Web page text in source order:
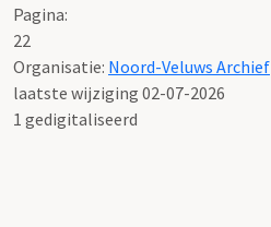
Pagina:
22
Organisatie: Noord-Veluws Archief
laatste wijziging 02-07-2026
1 gedigitaliseerd